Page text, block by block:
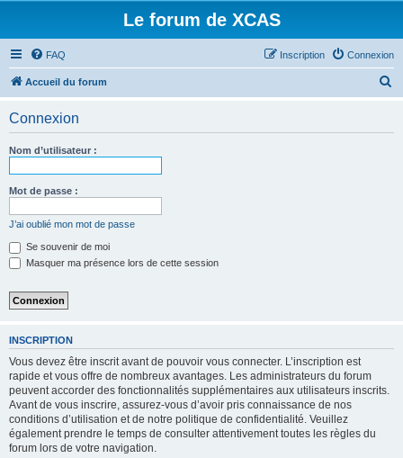
Le forum de XCAS
FAQ Connexion
Inscription
Accueil du forum
Connexion
Nom d’utilisateur :
Mot de passe :
J’ai oublié mon mot de passe
Se souvenir de moi
Masquer ma présence lors de cette session
INSCRIPTION
Vous devez être inscrit avant de pouvoir vous connecter. L’inscription est
rapide et vous offre de nombreux avantages. Les administrateurs du forum
peuvent accorder des fonctionnalités supplémentaires aux utilisateurs inscrits.
Avant de vous inscrire, assurez-vous d’avoir pris connaissance de nos
conditions d’utilisation et de notre politique de confidentialité. Veuillez
également prendre le temps de consulter attentivement toutes les règles du
forum lors de votre navigation.